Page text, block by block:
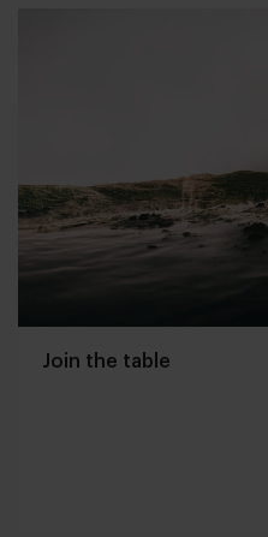
Join the table